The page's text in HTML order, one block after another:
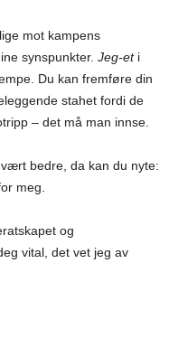
mot kampens
synspunkter. Jeg-eti
Du kan fremføre din
stahet fordi de
– det må man innse.
bedre, da kan du nyte:
meg.
og
vital, det vet jeg av